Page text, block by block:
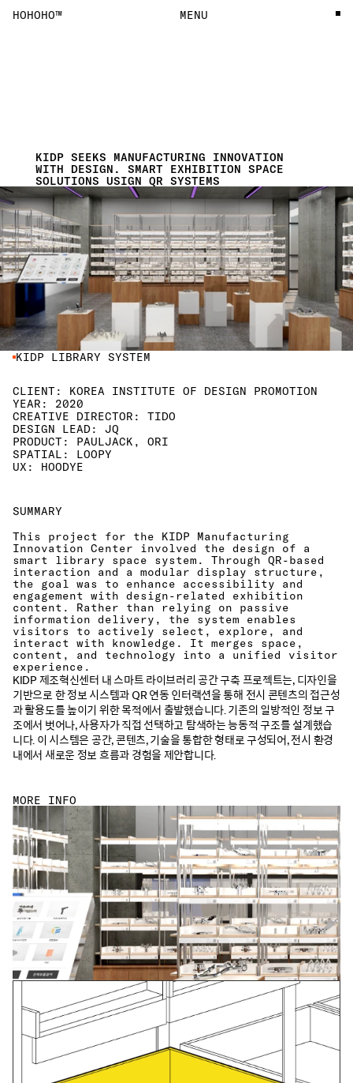
KIDP SEEKS MANUFACTURING INNOVATION
WITH DESIGN. SMART EXHIBITION SPACE
SOLUTIONS USIGN QR SYSTEMS
KIDP LIBRARY SYSTEM
CLIENT: KOREA INSTITUTE OF DESIGN PROMOTION
YEAR: 2020
CREATIVE DIRECTOR: TIDO
DESIGN LEAD: JQ
PRODUCT: PAULJACK, ORI
SPATIAL: LOOPY
UX: HOODYE
SUMMARY
This project for the KIDP Manufacturing
Innovation Center involved the design of a
smart library space system. Through QR-based
interaction and a modular display structure,
the goal was to enhance accessibility and
engagement with design-related exhibition
content. Rather than relying on passive
information delivery, the system enables
visitors to actively select, explore, and
interact with knowledge. It merges space,
content, and technology into a unified visitor
experience.
KIDP 제조혁신센터 내 스마트 라이브러리 공간 구축 프로젝트는, 디자인을
기반으로 한 정보 시스템과 QR 연동 인터랙션을 통해 전시 콘텐츠의 접근성
과 활용도를 높이기 위한 목적에서 출발했습니다. 기존의 일방적인 정보 구
조에서 벗어나, 사용자가 직접 선택하고 탐색하는 능동적 구조를 설계했습
니다. 이 시스템은 공간, 콘텐츠, 기술을 통합한 형태로 구성되어, 전시 환경
내에서 새로운 정보 흐름과 경험을 제안합니다.
MORE INFO
HOHOHO™ MENU